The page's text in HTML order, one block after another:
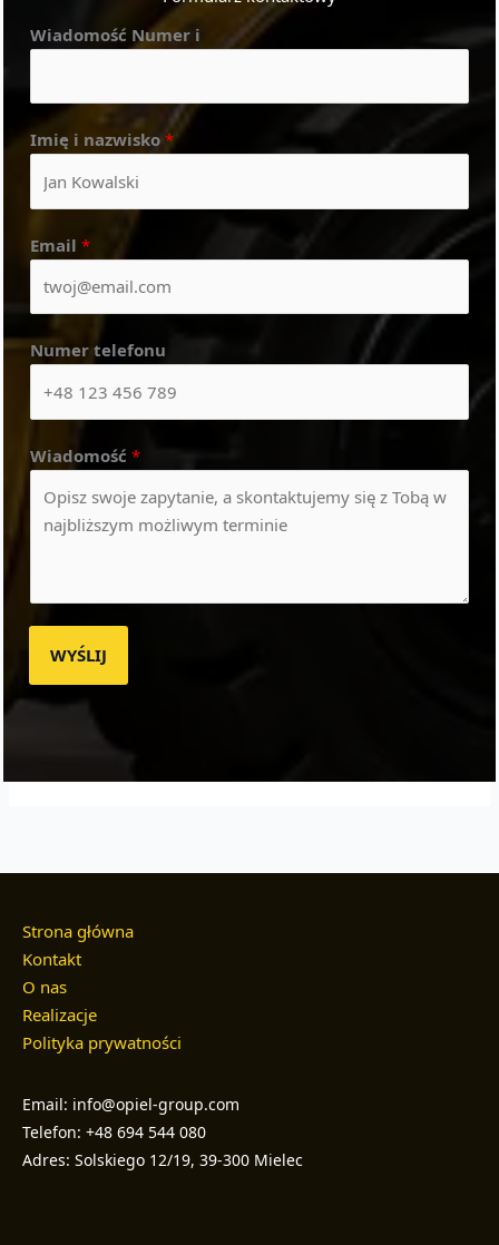
Wiadomość Numer i
Imię i nazwisko *
Email *
Numer telefonu
Wiadomość *
WYŚLIJ
Strona główna
Kontakt
O nas
Realizacje
Polityka prywatności
Email: info@opiel-group.com
Telefon: +48 694 544 080
Adres: Solskiego 12/19, 39-300 Mielec